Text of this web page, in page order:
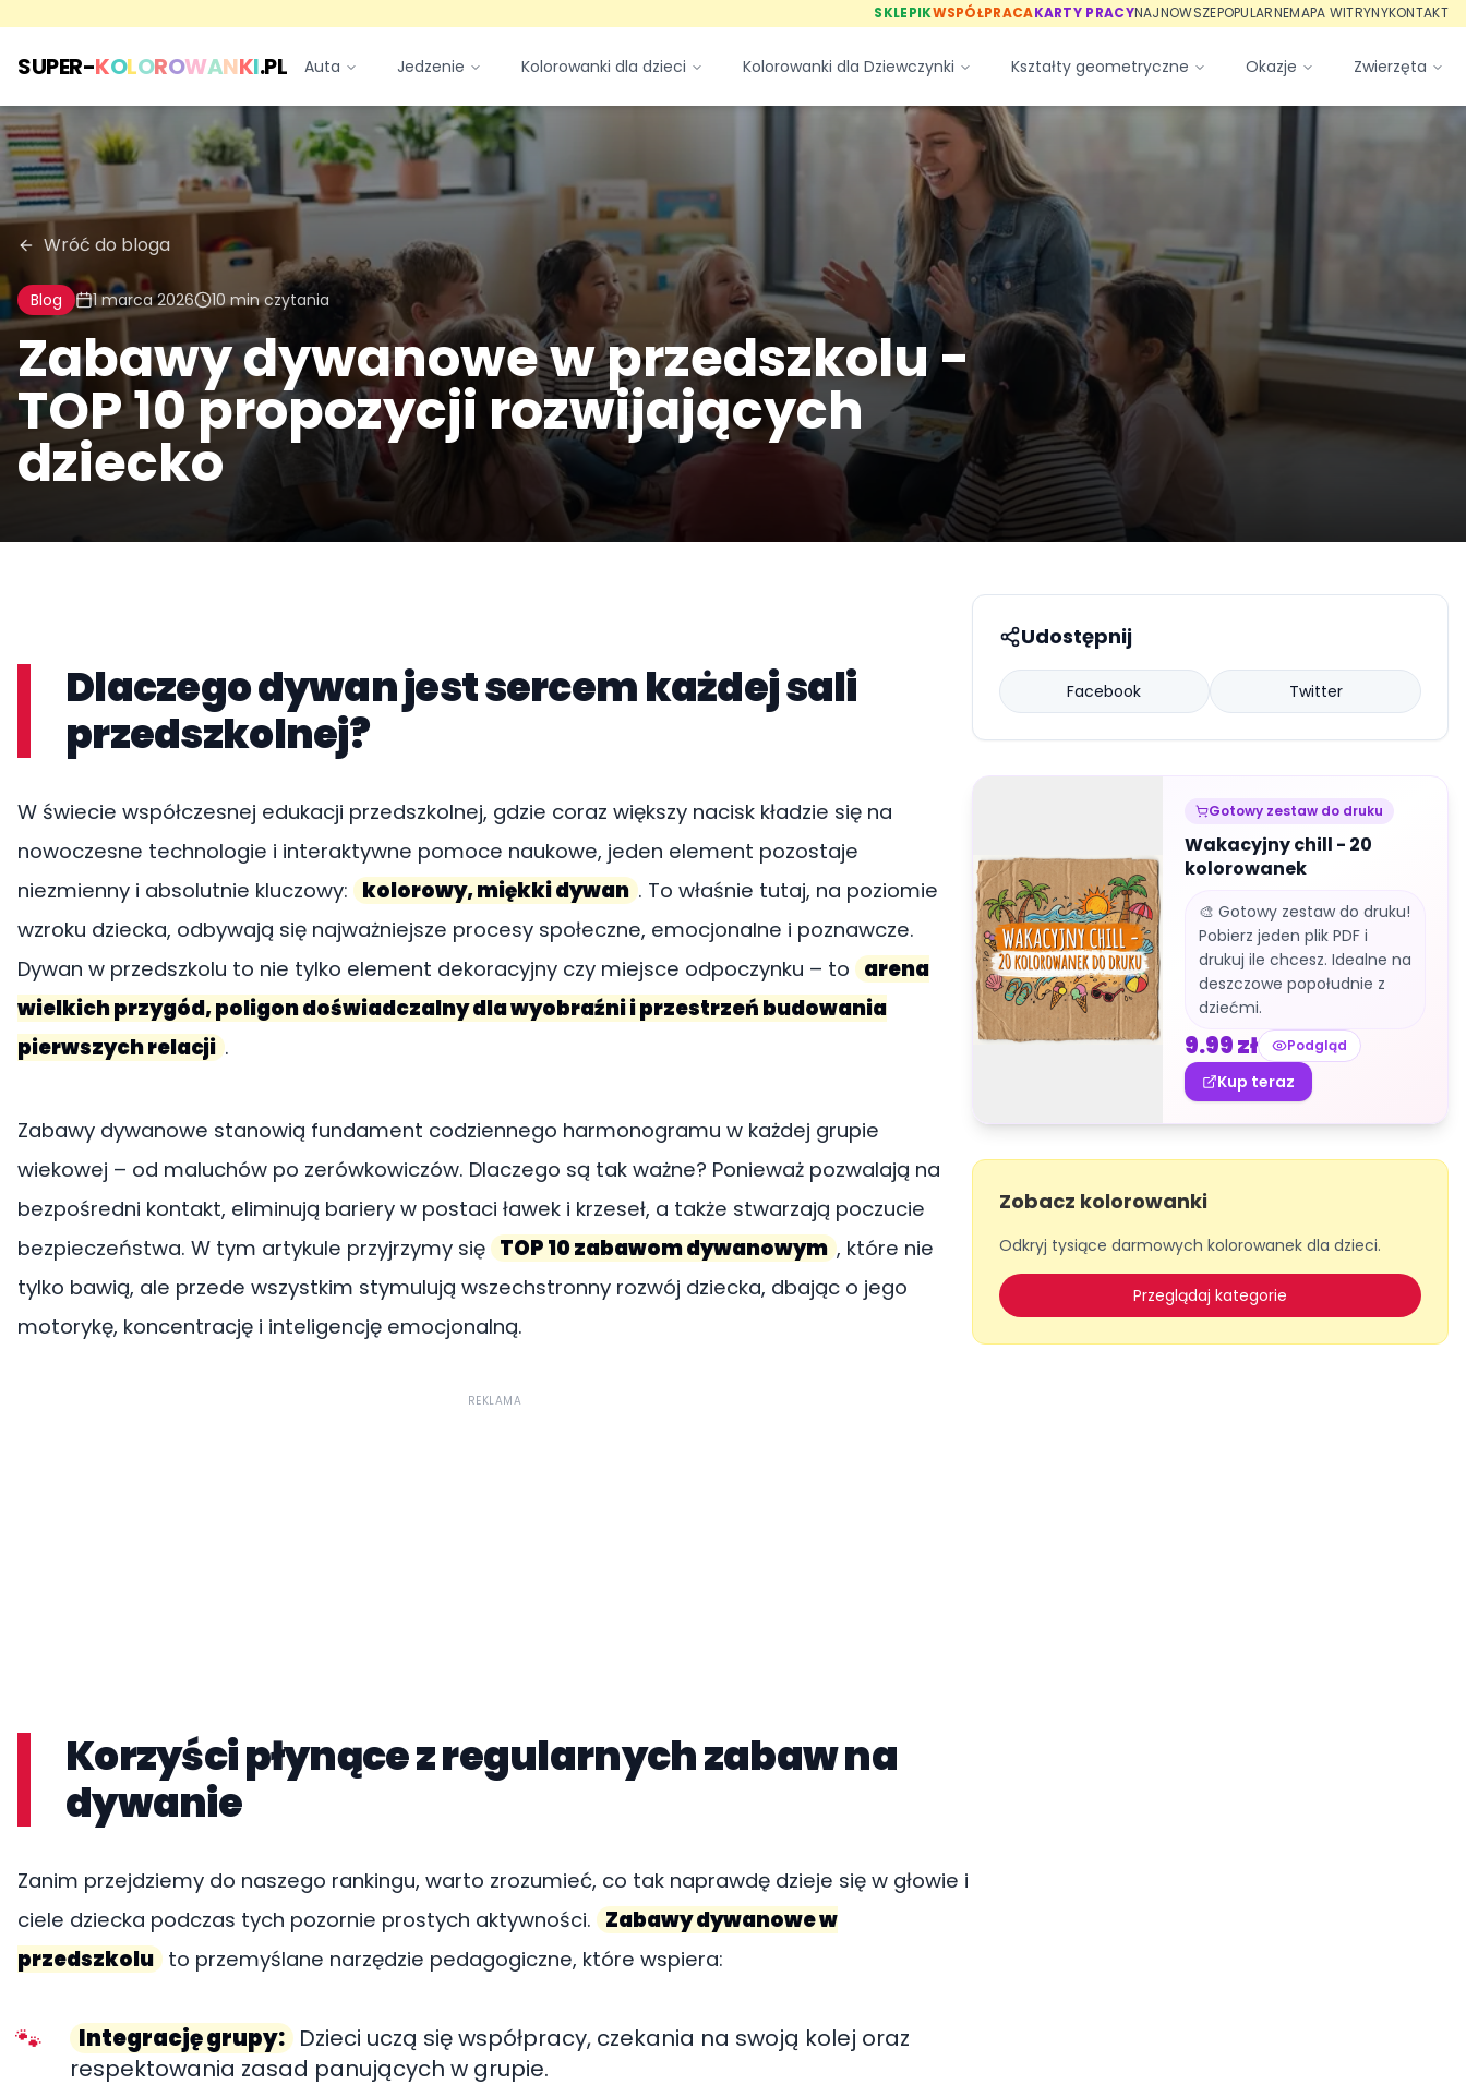
SKLEPIKWSPÓŁPRACAKARTY PRACYNAJNOWSZEPOPULARNEMAPA WITRYNYKONTAKT
SUPER-KOLOROWANKI.PL Auta Jedzenie Kolorowanki dla dzieci Kolorowanki dla Dziewczynki Kształty geometryczne Okazje Zwierzęta
Wróć do bloga
Blog 1 marca 2026 10min czytania
Zabawy dywanowe w przedszkolu -
TOP 10 propozycji rozwijających
dziecko
Dlaczego dywan jest sercem każdej sali
przedszkolnej?
W świecie współczesnej edukacji przedszkolnej, gdzie coraz większy nacisk kładzie się na
nowoczesne technologie i interaktywne pomoce naukowe, jeden element pozostaje
niezmienny i absolutnie kluczowy: kolorowy, miękki dywan . To właśnie tutaj, na poziomie
wzroku dziecka, odbywają się najważniejsze procesy społeczne, emocjonalne i poznawcze.
Dywan w przedszkolu to nie tylko element dekoracyjny czy miejsce odpoczynku – to arena
wielkich przygód, poligon doświadczalny dla wyobraźni i przestrzeń budowania
pierwszych relacji .
Zabawy dywanowe stanowią fundament codziennego harmonogramu w każdej grupie
wiekowej – od maluchów po zerówkowiczów. Dlaczego są tak ważne? Ponieważ pozwalają na
bezpośredni kontakt, eliminują bariery w postaci ławek i krzeseł, a także stwarzają poczucie
bezpieczeństwa. W tym artykule przyjrzymy się TOP 10 zabawom dywanowym , które nie
tylko bawią, ale przede wszystkim stymulują wszechstronny rozwój dziecka, dbając o jego
motorykę, koncentrację i inteligencję emocjonalną.
REKLAMA
Korzyści płynące z regularnych zabaw na
dywanie
Zanim przejdziemy do naszego rankingu, warto zrozumieć, co tak naprawdę dzieje się w głowie i
ciele dziecka podczas tych pozornie prostych aktywności. Zabawy dywanowe w
przedszkolu to przemyślane narzędzie pedagogiczne, które wspiera:
Integrację grupy: Dzieci uczą się współpracy, czekania na swoją kolej oraz
respektowania zasad panujących w grupie.
Udostępnij
Facebook Twitter
Gotowy zestaw do druku
Wakacyjny chill - 20
kolorowanek
🎨 Gotowy zestaw do druku!
Pobierz jeden plik PDF i
drukuj ile chcesz. Idealne na
deszczowe popołudnie z
dziećmi.
9.99zł Podgląd
Kup teraz
Zobacz kolorowanki
Odkryj tysiące darmowych kolorowanek dla dzieci.
Przeglądaj kategorie